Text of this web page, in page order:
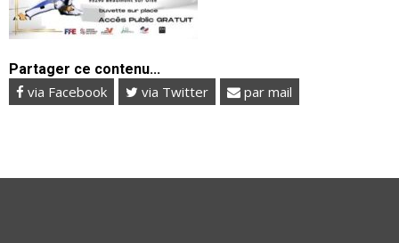
Partager ce contenu...
via Facebook via Twitter par mail